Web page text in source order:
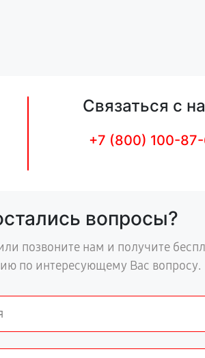
Связаться с
+7 (800) 100-
вопросы?
позвоните нам и получите
по интересующему Вас вопросу.